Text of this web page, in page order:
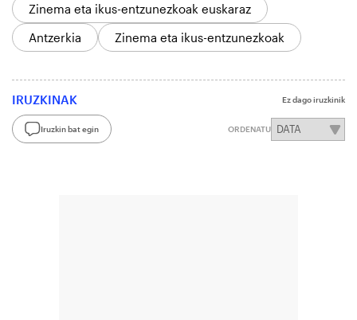
Zinema eta ikus-entzunezkoak euskaraz
Antzerkia
Zinema eta ikus-entzunezkoak
IRUZKINAK Ez dago iruzkinik
Iruzkin bat egin ORDENATU